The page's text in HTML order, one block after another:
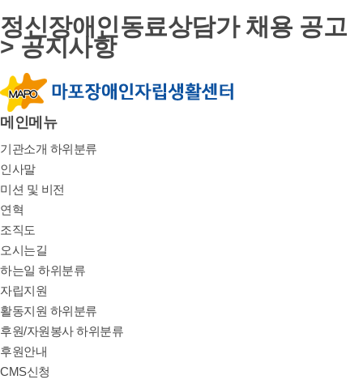
정신장애인동료상담가 채용 공고
> 공지사항
메인메뉴
기관소개 하위분류
인사말
미션 및 비전
연혁
조직도
오시는길
하는일 하위분류
자립지원
활동지원 하위분류
후원/자원봉사하위분류
후원안내
CMS신청